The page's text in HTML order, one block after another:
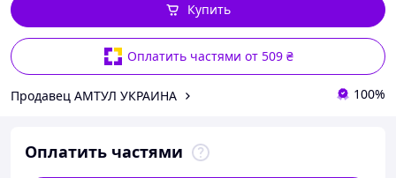
Оплатить частями от 509 ₴
Купить
Продавец АМТУЛ УКРАИНА 100%
Оплатить частями